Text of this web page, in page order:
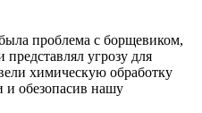
проблема с борщевиком,
угрозу для
химическую обработку
и обезопасив нашу